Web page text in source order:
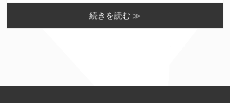
続きを読む ≫